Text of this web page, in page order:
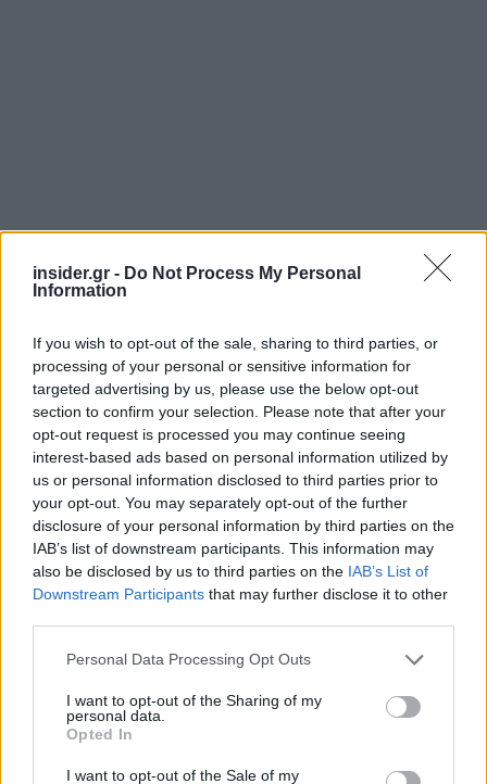
insider.gr - Do Not Process My Personal
Information
If you wish to opt-out of the sale, sharing to third parties, or
processing of your personal or sensitive information for
targeted advertising by us, please use the below opt-out
section to confirm your selection. Please note that after your
opt-out request is processed you may continue seeing
interest-based ads based on personal information utilized by
us or personal information disclosed to third parties prior to
your opt-out. You may separately opt-out of the further
disclosure of your personal information by third parties on the
IAB’s list of downstream participants. This information may
also be disclosed by us to third parties on the IAB’s List of
Downstream Participants that may further disclose it to other
Please note that this website/app uses one or more Google
not limited to your visit or usage behaviour. You may click to
grant or deny consent to Google and its third-party tags to
use your data for below specified purposes in below Google
consent section.
Personal Data Processing Opt Outs
I want to opt-out of the Sharing of my
personal data.
Opted In
I want to opt-out of the Sale of my
σχετικής σημαντικής (αρνητικής) εξέλιξης, μη
αναμενόμενης με τα σημερινά δεδομένα, η
σταθερή και εντεινόμενη αύξηση των πωλήσεων